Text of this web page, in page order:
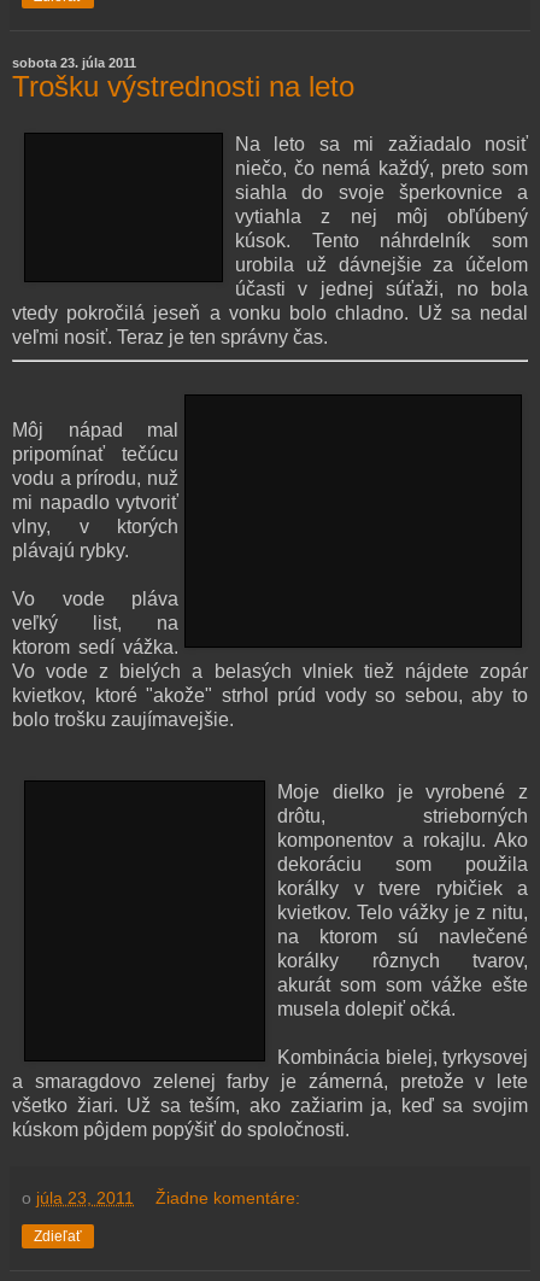
sobota 23. júla 2011
Trošku výstrednosti na leto
Na leto sa mi zažiadalo nosiť
niečo, čo nemá každý, preto som
siahla do svoje šperkovnice a
vytiahla z nej môj obľúbený
kúsok. Tento náhrdelník som
urobila už dávnejšie za účelom
účasti v jednej súťaži, no bola
vtedy pokročilá jeseň a vonku bolo chladno. Už sa nedal
veľmi nosiť. Teraz je ten správny čas.
Môj nápad mal
pripomínať tečúcu
vodu a prírodu, nuž
mi napadlo vytvoriť
vlny, v ktorých
plávajú rybky.
Vo vode pláva
veľký list, na
ktorom sedí vážka.
Vo vode z bielých a belasých vlniek tiež nájdete zopár
kvietkov, ktoré "akože" strhol prúd vody so sebou, aby to
bolo trošku zaujímavejšie.
Moje dielko je vyrobené z
drôtu, strieborných
komponentov a rokajlu. Ako
dekoráciu som použila
korálky v tvere rybičiek a
kvietkov. Telo vážky je z nitu,
na ktorom sú navlečené
korálky rôznych tvarov,
akurát som som vážke ešte
musela dolepiť očká.
Kombinácia bielej, tyrkysovej
a smaragdovo zelenej farby je zámerná, pretože v lete
všetko žiari. Už sa teším, ako zažiarim ja, keď sa svojim
kúskom pôjdem popýšiť do spoločnosti.
o júla 23, 2011 Žiadne komentáre:
Zdieľať